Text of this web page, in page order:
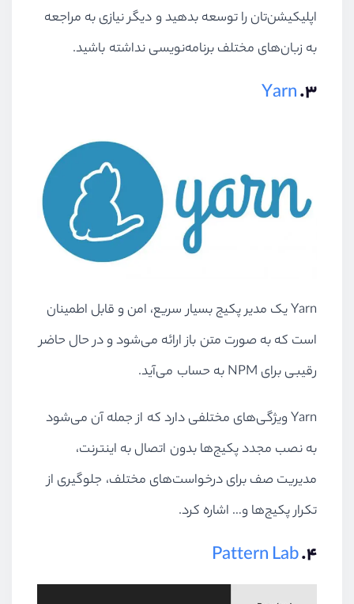
اپلیکیشن‌‌تان را توسعه بدهید و دیگر نیازی به مراجعه
به زبان‌های مختلف برنامه‌نویسی نداشته باشید.
۳. Yarn
Yarn یک مدیر پکیج بسیار سریع، امن و قابل اطمینان
است که به صورت متن باز ارائه می‌شود و در حال حاضر
رقیبی برای NPM به حساب می‌آید.
Yarn ویژگی‌های مختلفی دارد که از جمله آن می‌شود
به نصب مجدد پکیج‌ها بدون اتصال به اینترنت،
مدیریت صف‌ برای درخواست‌های مختلف، جلوگیری از
تکرار پکیج‌ها و… اشاره کرد.
۴. Pattern Lab